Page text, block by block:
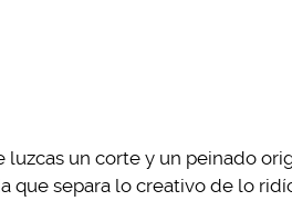
luzcas un corte y un peinado
que separa lo creativo de lo